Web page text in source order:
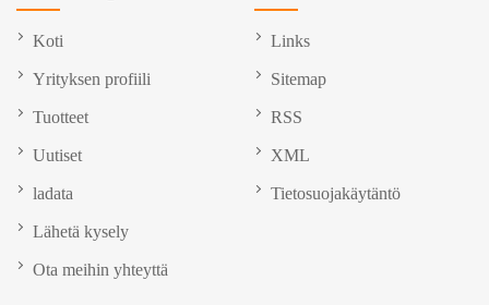
Koti
Yrityksen profiili
Tuotteet
Uutiset
ladata
Lähetä kysely
Ota meihin yhteyttä
Links
Sitemap
RSS
XML
Tietosuojakäytäntö